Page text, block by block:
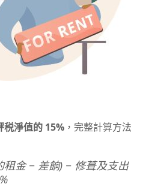
税淨值的 15% ，完整計算方法
金 − 差餉) − 修葺及支出